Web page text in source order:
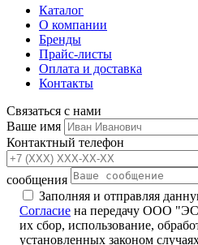
Каталог
О компании
Бренды
Прайс-листы
Оплата и доставка
Контакты
Связаться с нами
Ваше имя
Контактный телефон
сообщения
Заполняя и отправляя
Согласие на передачу ООО
их сбор, использование,
установленных законом